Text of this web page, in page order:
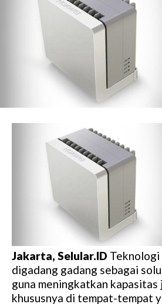
Jakarta, Selular.ID Teknologi
digadang gadang sebagai
guna meningkatkan kapasitas
khususnya di tempat-tempat